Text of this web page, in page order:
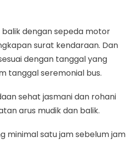
balik dengan sepeda motor
surat kendaraan. Dan
dengan tanggal yang
tanggal seremonial bus.
sehat jasmani dan rohani
arus mudik dan balik.
minimal satu jam sebelum jam